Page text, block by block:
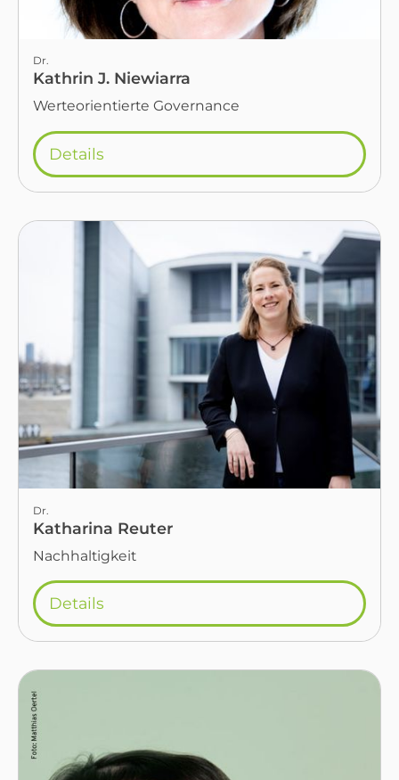
Dr.
Kathrin J. Niewiarra
Werteorientierte Governance
Details
Dr.
Katharina Reuter
Nachhaltigkeit
Details